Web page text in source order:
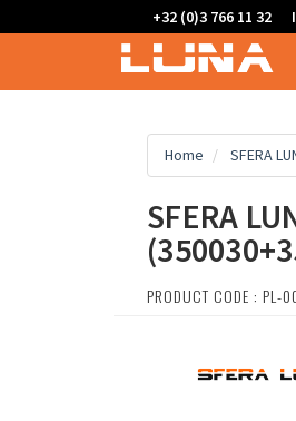
+32 (0)3 766 11 32
Home SFERA
SFERA
PRODUCT CODE : PL-